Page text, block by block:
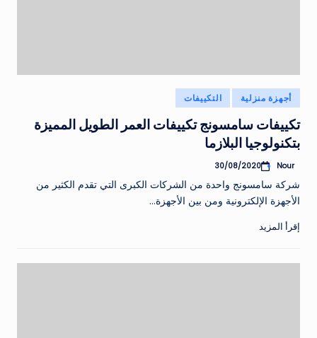
نُشر
في
أجهزة منزلية التكييفات
تكييفات سامسونج تكييفات العمر الطويل المميزة
بتكنولوجيا البلازما
تمّ
بواسطة
Nour
30/08/2020
شركة سامسونج واحدة من الشركات الكبرى التي تقدم الكثير من
الأجهزة الإلكترونية ومن بين الأجهزة…
إقرأ المزيد